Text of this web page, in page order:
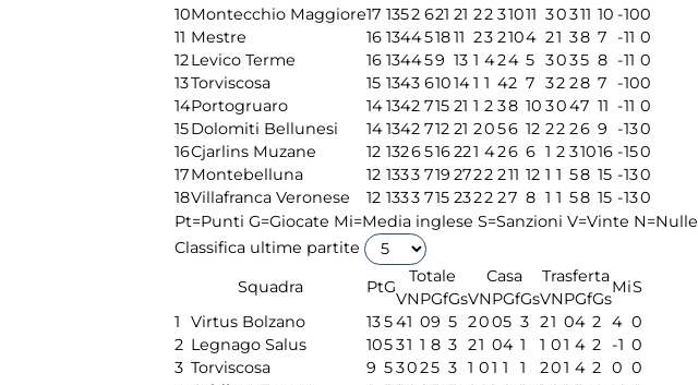
10Montecchio Maggiore17 1352 621 21 22 31011 30311 10 -100
11 Mestre 16 134451811 23 2104 21 38 7 -11 0
12Levico Terme 16 134459 13 1 424 5 3035 8 -11 0
13Torviscosa 15 1343 610141 1 42 7 32 28 7 -100
14Portogruaro 141342 715 21 1 2 38 10 3047 11 -11 0
15Dolomiti Bellunesi 141342 712 21 2056 12 22 26 9 -130
16Cjarlins Muzane 12 1326516221 426 6 1 2 31016 -150
17Montebelluna 12 1333 719 2722 211 12 1 1 58 15 -130
18Villafranca Veronese 12 1333 715 2322 27 8 1 1 58 15 -130
Pt=Punti G=Giocate Mi=Media inglese S=Sanzioni V=Vinte N=Nulle
Classifica ultime partite
Squadra
PtG
Totale Casa Trasferta
MiS
VNPGfGsVNPGfGsVNPGfGs
1
Virtus Bolzano 13541 09 5 2005 3 21 04 2 4 0
2 Legnago Salus 10531 1 8 3 21 04 1 1 01 4 2 -1 0
3 Torviscosa 9 53025 3 1 01 1 1 201 4 2 0 0